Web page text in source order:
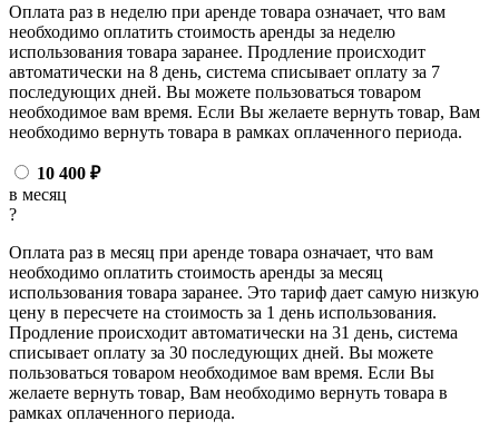
Оплата раз в неделю при аренде товара означает, что вам
необходимо оплатить стоимость аренды за неделю
использования товара заранее. Продление происходит
автоматически на 8 день, система списывает оплату за 7
последующих дней. Вы можете пользоваться товаром
необходимое вам время. Если Вы желаете вернуть товар, Вам
необходимо вернуть товара в рамках оплаченного периода.
10 400 ₽
в месяц
?
Оплата раз в месяц при аренде товара означает, что вам
необходимо оплатить стоимость аренды за месяц
использования товара заранее. Это тариф дает самую низкую
цену в пересчете на стоимость за 1 день использования.
Продление происходит автоматически на 31 день, система
списывает оплату за 30 последующих дней. Вы можете
пользоваться товаром необходимое вам время. Если Вы
желаете вернуть товар, Вам необходимо вернуть товара в
рамках оплаченного периода.